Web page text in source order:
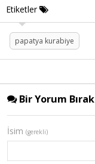
Etiketler
papatya kurabiye
Bir Yorum Bırak
İsim (gerekli)